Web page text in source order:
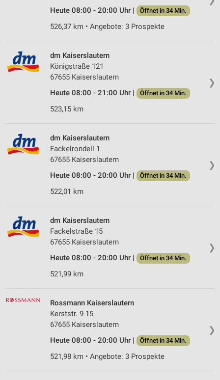
Heute 08:00 - 20:00 Uhr | Öffnet in 34 Min.
526,37 km • Angebote: 3 Prospekte
❯
dm Kaiserslautern
Königstraße 121
67655 Kaiserslautern
Heute 08:00 - 21:00 Uhr |
Öffnet in 34 Min.
523,15 km
❯
dm Kaiserslautern
Fackelrondell 1
67655 Kaiserslautern
Heute 08:00 - 20:00 Uhr |
Öffnet in 34 Min.
522,01 km
❯
dm Kaiserslautern
Fackelstraße 15
67655 Kaiserslautern
Heute 08:00 - 20:00 Uhr |
Öffnet in 34 Min.
521,99 km
❯
Rossmann Kaiserslautern
Kerststr. 9-15
67655 Kaiserslautern
Heute 08:00 - 20:00 Uhr |
Öffnet in 34 Min.
521,98 km • Angebote: 3 Prospekte